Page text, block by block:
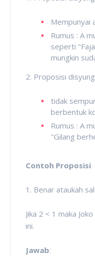
Mempunyai
Rumus : A
seperti
mungkin
2. Proposisi
tidak
berbentuk
Rumus : A
"Gilang
Contoh Proposisi
1. Benar ataukah
Jika 2 < 1 maka
ini.
Jawab: